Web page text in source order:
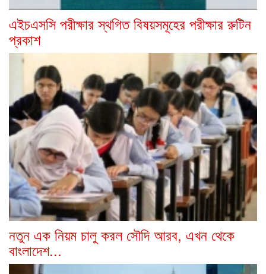
এইচএসসি পরীক্ষার স্থগিত বিষয়সমূহের পরীক্ষার রুটিন
প্রকাশ
নতুন এক নিয়ম চালু করল সৌদি আরব, এখন থেকে
বাংলাদেশ...